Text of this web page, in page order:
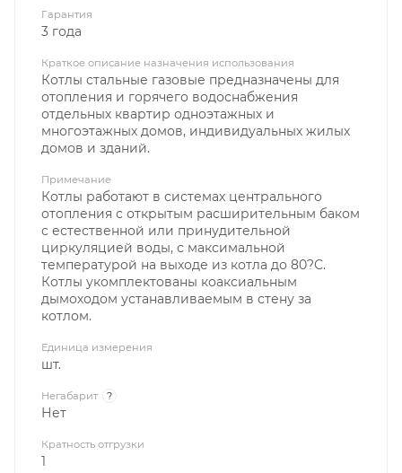
Гарантия
3 года
Краткое описание назначения использования
Котлы стальные газовые предназначены для
отопления и горячего водоснабжения
отдельных квартир одноэтажных и
многоэтажных домов, индивидуальных жилых
домов и зданий.
Примечание
Котлы работают в системах центрального
отопления с открытым расширительным баком
с естественной или принудительной
циркуляцией воды, с максимальной
температурой на выходе из котла до 80?С.
Котлы укомплектованы коаксиальным
дымоходом устанавливаемым в стену за
котлом.
Единица измерения
шт.
Негабарит ?
Нет
Кратность отгрузки
1